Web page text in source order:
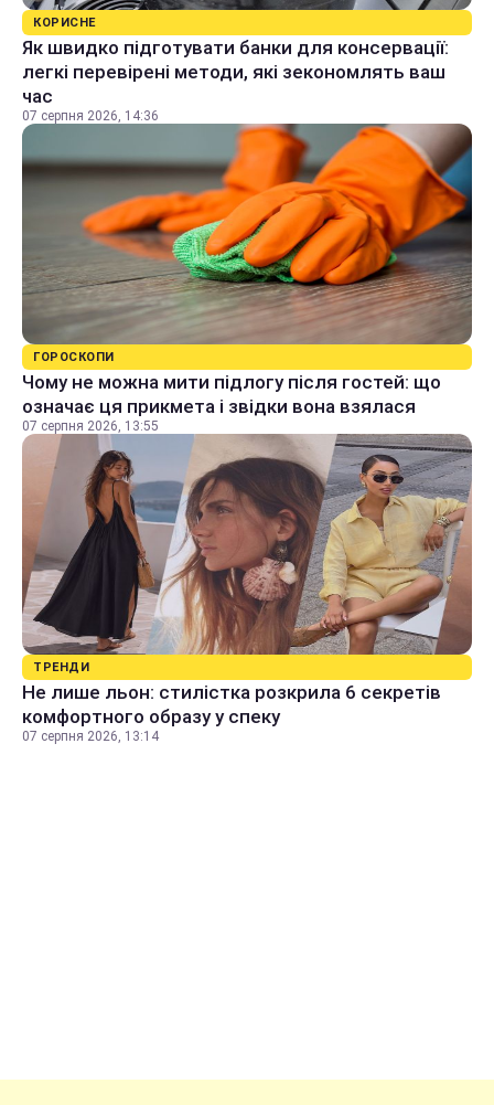
КОРИСНЕ
Як швидко підготувати банки для консервації:
легкі перевірені методи, які зекономлять ваш
час
07 серпня 2026, 14:36
ГОРОСКОПИ
Чому не можна мити підлогу після гостей: що
означає ця прикмета і звідки вона взялася
07 серпня 2026, 13:55
ТРЕНДИ
Не лише льон: стилістка розкрила 6 секретів
комфортного образу у спеку
07 серпня 2026, 13:14